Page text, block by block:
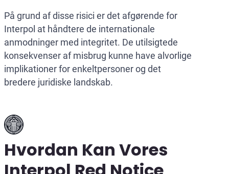
På grund af disse risici er det afgørende for
Interpol at håndtere de internationale
anmodninger med integritet. De utilsigtede
konsekvenser af misbrug kunne have alvorlige
implikationer for enkeltpersoner og det
bredere juridiske landskab.
Hvordan Kan Vores